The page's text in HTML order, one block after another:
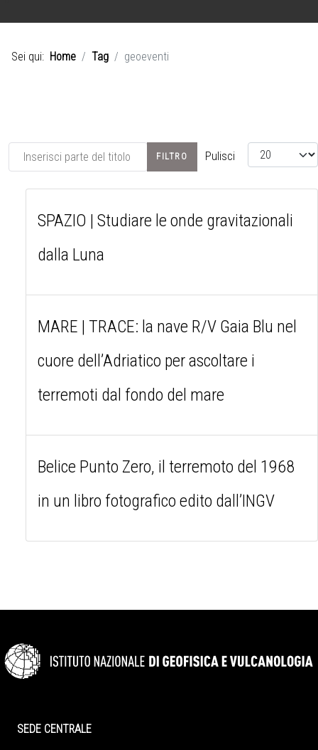
Sei qui: Home Tag geoeventi
Inserisci parte del titolo FILTRO Pulisci Visualizza #
SPAZIO | Studiare le onde gravitazionali
dalla Luna
MARE | TRACE: la nave R/V Gaia Blu nel
cuore dell’Adriatico per ascoltare i
terremoti dal fondo del mare
Belice Punto Zero, il terremoto del 1968
in un libro fotografico edito dall’INGV
SEDE CENTRALE